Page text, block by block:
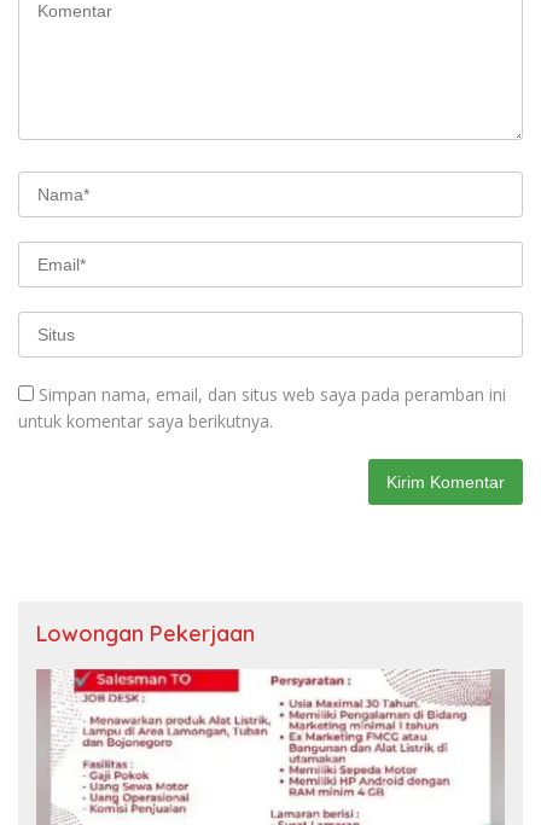
Simpan nama, email, dan situs web saya pada peramban ini
untuk komentar saya berikutnya.
Lowongan Pekerjaan